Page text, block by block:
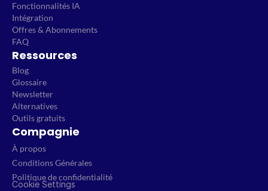
Fonctionnalités IA
Intégration
Offres & Abonnements
FAQ
Ressources
Blog
Glossaire
Newsletter
Alternatives
Outils gratuits
Compagnie
À propos
Conditions Générales
Politique de confidentialité
Cookie Settings